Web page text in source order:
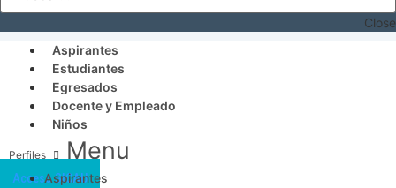
Close
Aspirantes
Estudiantes
Egresados
Docente y Empleado
Niños
Menu
Aspirantes
Acceso SICAU